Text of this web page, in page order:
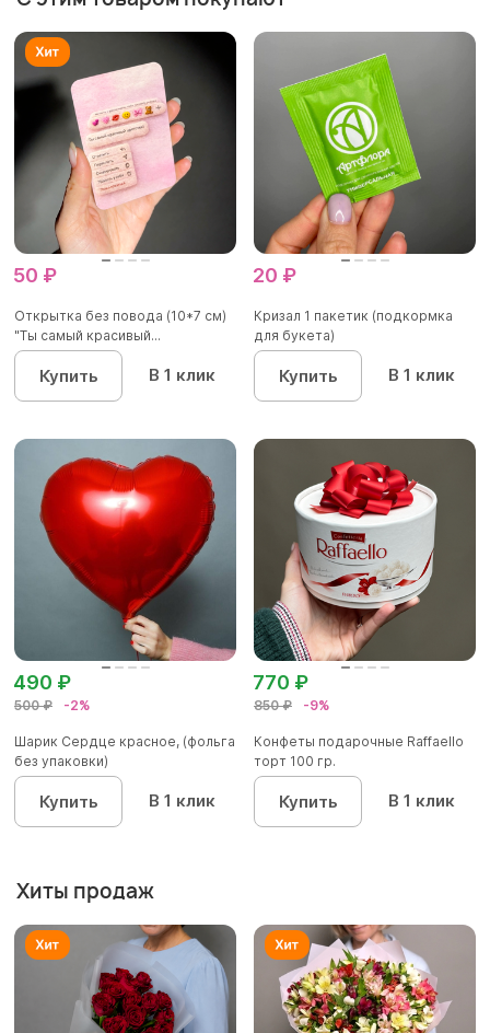
50 ₽
Открытка без повода (10*7 см)
"Ты самый красивый...
Купить В 1 клик
20 ₽
Кризал 1 пакетик (подкормка
для букета)
Купить В 1 клик
500 ₽ -2%
490 ₽
Шарик Сердце красное, (фольга
без упаковки)
Купить В 1 клик
850 ₽ -9%
770 ₽
Конфеты подарочные Raffaello
торт 100 гр.
Купить В 1 клик
Хиты продаж